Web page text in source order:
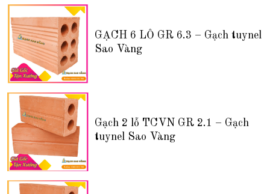
GẠCH 6 LỖ GR 6.3 – Gạch tuynel
Sao Vàng
Gạch 2 lỗ TCVN GR 2.1 – Gạch
tuynel Sao Vàng